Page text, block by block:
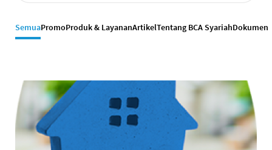
SemuaPromoProduk & LayananArtikelTentang BCA SyariahDokumen